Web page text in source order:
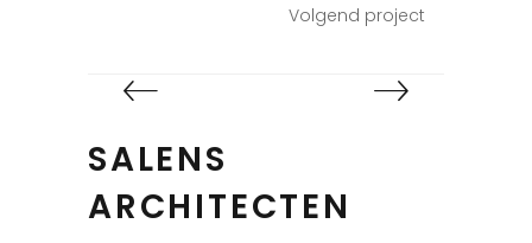
Volgend project
SALENS
ARCHITECTEN